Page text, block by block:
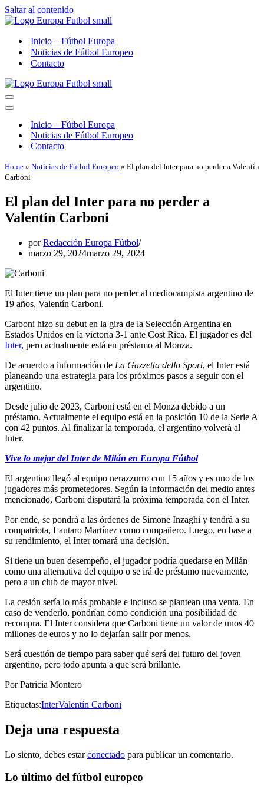
Saltar al contenido
Inicio – Fútbol Europa
Noticias de Fútbol Europeo
Contacto
Menú
de
Menú
navegaciónInicio – Fútbol Europa
Noticias de Fútbol Europeo
Contacto
Home » Noticias de Fútbol Europeo » El plan del Inter para no perder a Valentín
Carboni
El plan del Inter para no perder a
Valentín Carboni
porRedacción Europa Fútbol
marzo 29, 2024marzo 29, 2024
El Inter tiene un plan para no perder al mediocampista argentino de
19 años, Valentín Carboni.
Carboni hizo su debut en la gira de la Selección Argentina en
Estados Unidos en la victoria 3-1 ante Cost Rica. El jugador es del
Inter, pero actualmente está en préstamo al Monza.
De acuerdo a información de La Gazzetta dello Sport, el Inter está
planeando una estrategia para los próximos pasos a seguir con el
argentino.
Desde julio de 2023, Carboni está en el Monza debido a un
préstamo. Actualmente el equipo está en la posición 10 de la Serie A
con 42 puntos. Al finalizar la temporada, el argentino volverá al
Inter.
Vive lo mejor del Inter de Milán en Europa Fútbol
El argentino llegó al equipo nerazzurro con 15 años y es uno de los
jugadores más prometedores. Según la información del medio antes
mencionado, Carboni disputará la próxima temporada con el Inter.
Por ende, se pondrá a las órdenes de Simone Inzaghi y tendrá a su
compatriota, Lautaro Martínez como compañero. Luego, en base a
su rendimiento, el Inter tomará una decisión.
Si tiene un buen desempeño, el jugador podría quedarse en Milán
como una alternativa del equipo o se irá de préstamo nuevamente,
pero a un club de mayor nivel.
La cesión sería lo más probable e incluso se plantean una venta. En
caso de venderlo, pondrían como condición una posibilidad de
recompra. El Inter considera que Carboni tiene un valor de unos 40
millones de euros y no lo dejarían salir por menos.
Será cuestión de tiempo para saber qué será del futuro del joven
argentino, pero todo apunta a que será brillante.
Por Patricia Montero
Etiquetas:InterValentín Carboni
Deja una respuesta
Lo siento, debes estarconectado para publicar un comentario.
Lo último del fútbol europeo